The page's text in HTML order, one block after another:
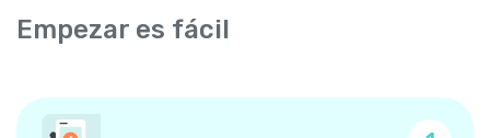
Empezar es fácil